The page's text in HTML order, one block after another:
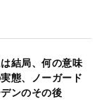
結局、何の意味
態、ノーガード
ンのその後